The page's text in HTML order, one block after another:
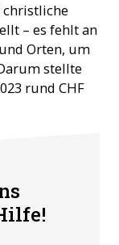
christliche
– es fehlt an
Orten, um
stellte
rund CHF